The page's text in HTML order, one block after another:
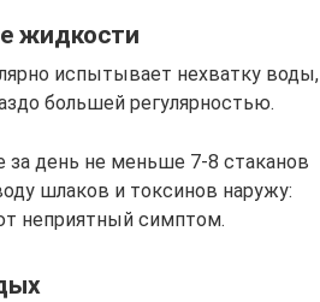
жидкости
испытывает нехватку воды,
большей регулярностью.
за день не меньше 7-8 стаканов
шлаков и токсинов наружу:
неприятный симптом.